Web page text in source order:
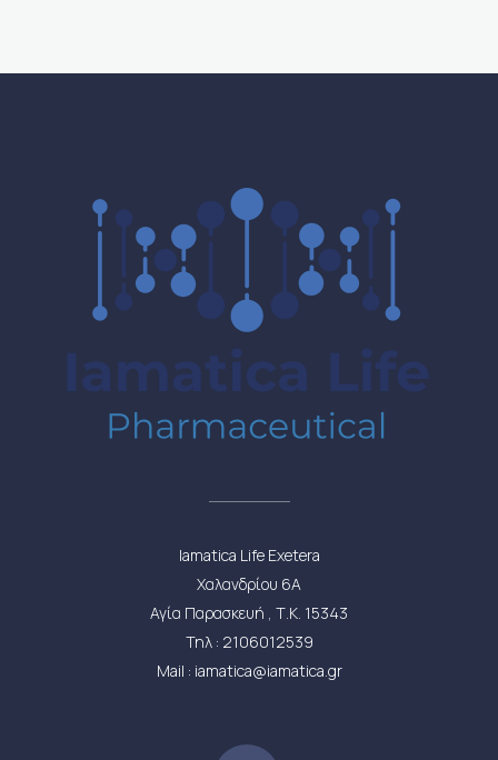
Iamatica Life Exetera
Χαλανδρίου 6Α
Αγία Παρασκευή , Τ.Κ. 15343
Τηλ : 2106012539
Mail : iamatica@iamatica.gr